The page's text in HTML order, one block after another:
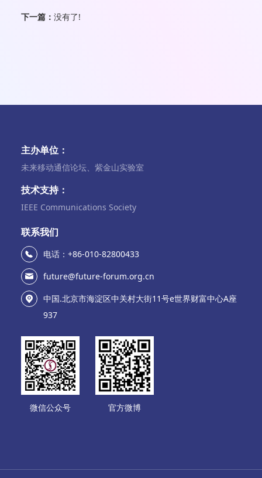
下一篇： 没有了!
主办单位：
未来移动通信论坛、紫金山实验室
技术支持：
IEEE Communications Society
联系我们
电话：+86-010-82800433
future@future-forum.org.cn
中国.北京市海淀区中关村大街11号e世界财富中心A座
937
微信公众号 官方微博